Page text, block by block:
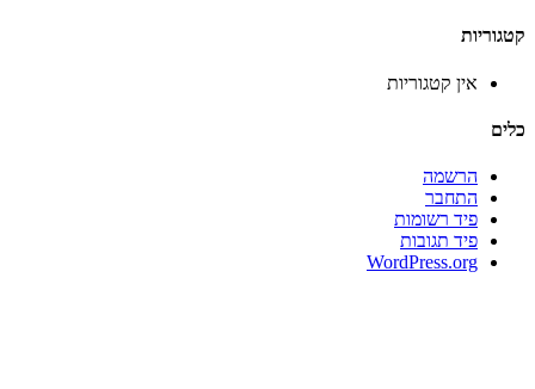
קטגוריות
אין קטגוריות
כלים
הרשמה
התחבר
פיד רשומות
פיד תגובות
WordPress.org